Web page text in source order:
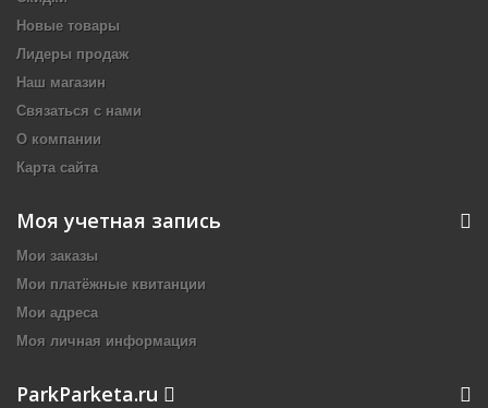
Новые товары
Лидеры продаж
Наш магазин
Связаться с нами
О компании
Карта сайта
Моя учетная запись
Мои заказы
Мои платёжные квитанции
Мои адреса
Моя личная информация
ParkParketa.ru